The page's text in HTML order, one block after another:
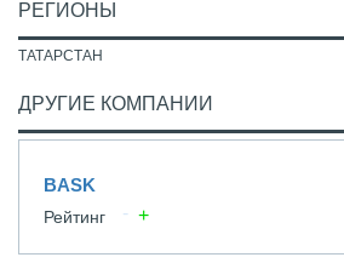
РЕГИОНЫ
ТАТАРСТАН
ДРУГИЕ КОМПАНИИ
BASK
Рейтинг